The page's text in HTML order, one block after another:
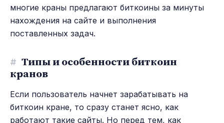
многие краны предлагают биткоины за минуты
нахождения на сайте и выполнения
поставленных задач.
# Типы и особенности биткоин
кранов
Если пользователь начнет зарабатывать на
биткоин кране, то сразу станет ясно, как
работают такие сайты. Но перед тем, как